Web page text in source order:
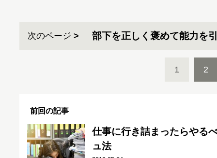
次のページ 部下を正しく褒めて能力を
1 2
前回の記事
仕事に行き詰まったらやる
ュ法